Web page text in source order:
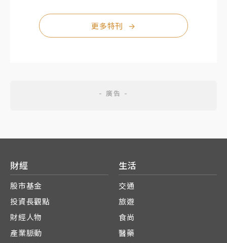
更多特刊 →
財經
股市基金
投資長觀點
財經人物
產業脈動
生活
交通
旅遊
食尚
醫藥